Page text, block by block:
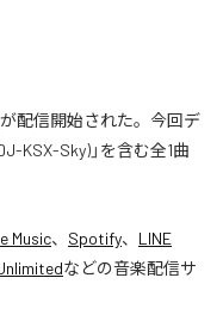
が配信開始された。今回デ
KSX-Sky)」を含む全1曲
Music、 Spotify、 LINE
などの音楽配信サ